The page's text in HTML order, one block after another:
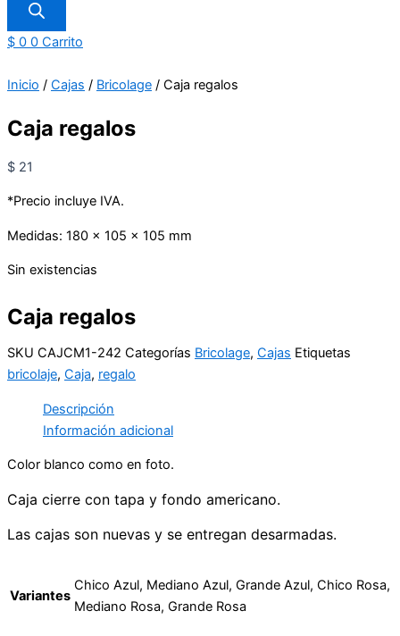
$ 0 0 Carrito
Inicio / Cajas / Bricolage / Caja regalos
Caja regalos
$ 21
*Precio incluye IVA.
Medidas: 180 x 105 x 105 mm
Sin existencias
Caja regalos
SKU CAJCM1-242 Categorías Bricolage, Cajas Etiquetas
bricolaje, Caja, regalo
Descripción
Información adicional
Color blanco como en foto.
Caja cierre con tapa y fondo americano.
Las cajas son nuevas y se entregan desarmadas.
Variantes
Chico Azul, Mediano Azul, Grande Azul, Chico Rosa,
Mediano Rosa, Grande Rosa